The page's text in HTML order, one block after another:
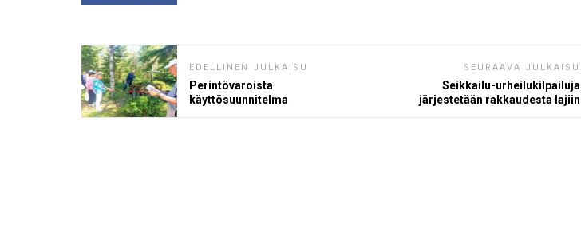
EDELLINEN JULKAISU
Perintövaroista
käyttösuunnitelma
SEURAAVA JULKAISU
Seikkailu-urheilukilpailuja
järjestetään rakkaudesta lajiin